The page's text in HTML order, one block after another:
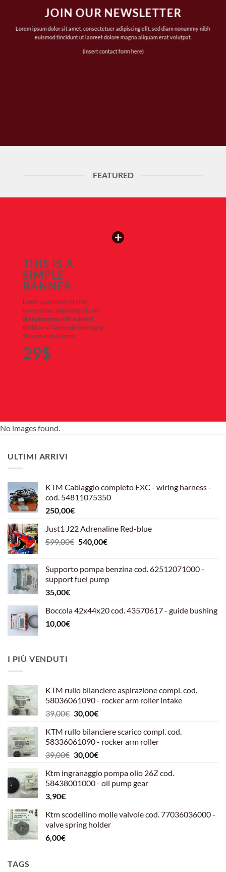
JOIN OUR NEWSLETTER
Lorem ipsum dolor sit amet, consectetuer adipiscing elit, sed diam nonummy nibh
euismod tincidunt ut laoreet dolore magna aliquam erat volutpat.
(insert contact form here)
FEATURED
THIS IS A
SIMPLE
BANNER
Lorem ipsum dolor sit amet,
consectetuer adipiscing elit, sed
diam nonummy nibh euismod
tincidunt ut laoreet dolore magna
aliquam erat volutpat.
29$
No images found.
ULTIMI ARRIVI
KTM Cablaggio completo EXC - wiring harness -
cod. 54811075350
250,00€
Just1 J22 Adrenaline Red-blue
599,00€ Il
era:
599,00€.
540,00€Il
è:
540,00€.
Supporto pompa benzina cod. 62512071000 -
support fuel pump
35,00€
Boccola 42x44x20 cod. 43570617 - guide bushing
10,00€
I PIÙ VENDUTI
KTM rullo bilanciere aspirazione compl. cod.
58036061090 - rocker arm roller intake
39,00€ Il
originale
era:
39,00€.
30,00€Il
attuale
è:
30,00€.
KTM rullo bilanciere scarico compl. cod.
58336061090 - rocker arm roller
39,00€ Il
originale
era:
30,00€Il
attuale
è:
Ktm ingranaggio pompa olio 26Z cod.
58438001000 - oil pump gear
3,90€
Ktm scodellino molle valvole cod. 77036036000 -
valve spring holder
6,00€
TAGS